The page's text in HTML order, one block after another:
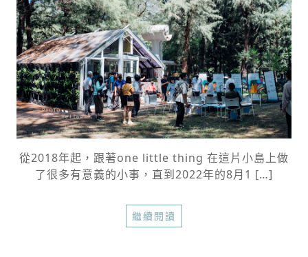
從2018年起，跟著one little thing 在這片小島上做
了很多有意義的小事，直到2022年的8月1 […]
繼續閱讀